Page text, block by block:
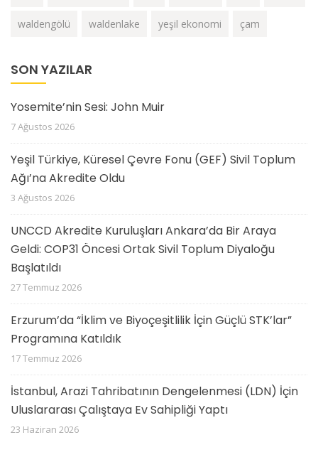
waldengölü waldenlake yeşil ekonomi çam
SON YAZILAR
Yosemite’nin Sesi: John Muir
7 Ağustos 2026
Yeşil Türkiye, Küresel Çevre Fonu (GEF) Sivil Toplum
Ağı’na Akredite Oldu
3 Ağustos 2026
UNCCD Akredite Kuruluşları Ankara’da Bir Araya
Geldi: COP31 Öncesi Ortak Sivil Toplum Diyaloğu
Başlatıldı
27 Temmuz 2026
Erzurum’da “İklim ve Biyoçeşitlilik İçin Güçlü STK’lar”
Programına Katıldık
17 Temmuz 2026
İstanbul, Arazi Tahribatının Dengelenmesi (LDN) İçin
Uluslararası Çalıştaya Ev Sahipliği Yaptı
23 Haziran 2026